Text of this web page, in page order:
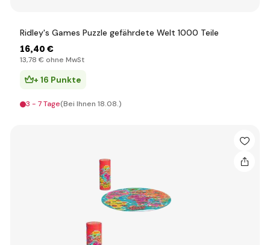
Ridley's Games Puzzle gefährdete Welt 1000 Teile
16,40 €
13,78 € ohne MwSt
+ 16 Punkte
3 - 7 Tage(Bei Ihnen 18.08.)